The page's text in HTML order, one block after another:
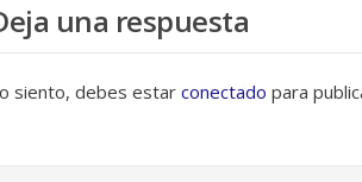
una respuesta
siento, debes estar conectado para